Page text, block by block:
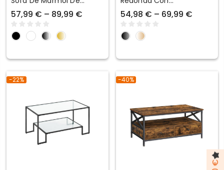
Imitación Redonda
Estante De Vidrio
57,99 € – 89,99 €
Almacenamiento
54,98 € – 69,99 €
-22% -40%